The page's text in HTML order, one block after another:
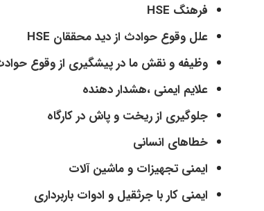
فرهنگ HSE
علل وقوع حوادث از دید محققان HSE
وظیفه و نقش ما در پیشگیری از وقوع
علایم ایمنی ،هشدار دهنده
جلوگیری از ریخت و پاش در کارگاه
خطاهای انسانی
ایمنی تجهیزات و ماشین آلات
ایمنی کار با جرثقیل و ادوات باربرداری